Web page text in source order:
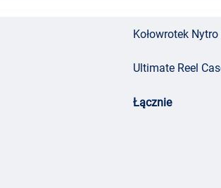
Kołowrotek
Ultimate Reel
Łącznie